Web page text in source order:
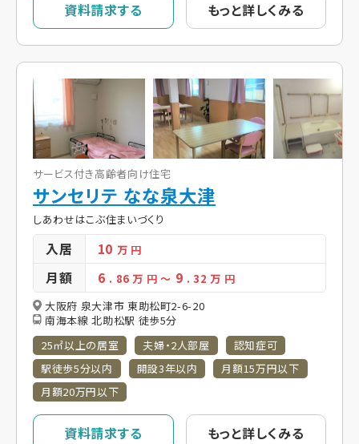
資料請求する もっと詳しくみる
サービス付き高齢者向け住宅
サンセリテ なな泉大津
しあわせはこぶ住まいづくり
入居 10万 円
月額 6 . 86万 円～ 9 . 32万 円
大阪府 泉大津市 東助松町2-6-20
南海本線 北助松駅 徒歩5分
25㎡以上の居室
夫婦・2人部屋
認知症可
駅徒歩5分以内
開設3年以内
月額15万円以下
月額20万円以下
資料請求する もっと詳しくみる